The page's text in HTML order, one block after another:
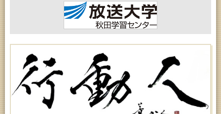
2026年08月17日 (秋田市)
女性教育「ミセスセミナー大住」
2026年08月17日 (秋田市)
高齢者教育「茨島七丁目地区高齢者学級」
2026年08月17日 (秋田市)
家庭教育「わくわく家族講座」
2026年08月18日 (秋田市)
高齢者教育「秋田おもと高齢者大学」
2026年08月18日 (秋田市)
高齢者教育「泉地区高齢者学級」
2026年08月18日 (秋田市)
女性教育「保戸野女性学級」